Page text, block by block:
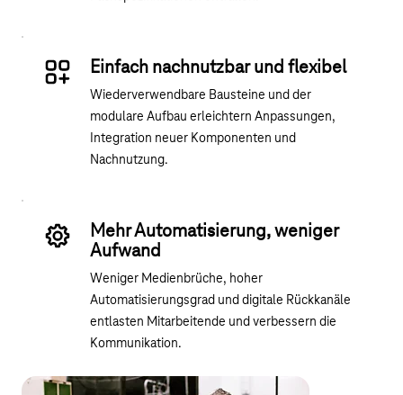
Einfach nachnutzbar und flexibel
Wiederverwendbare Bausteine und der
modulare Aufbau erleichtern Anpassungen,
Integration neuer Komponenten und
Nachnutzung.
Mehr Automatisierung, weniger
Aufwand
Weniger Medienbrüche, hoher
Automatisierungsgrad und digitale Rückkanäle
entlasten Mitarbeitende und verbessern die
Kommunikation.